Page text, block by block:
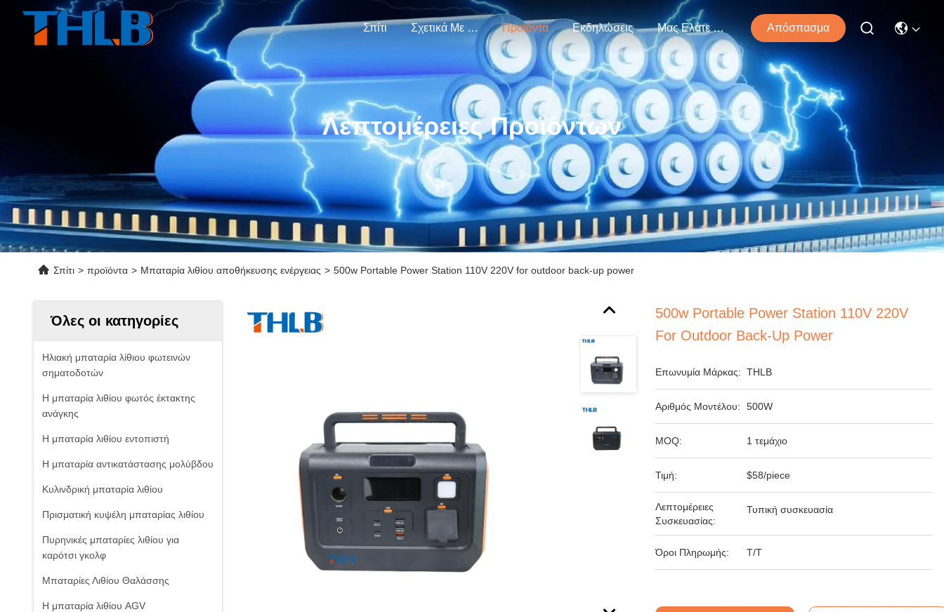
Σπίτι Σχετικά Με Εμάς Προϊόντα Εκδηλώσεις Μας Ελάτε Σε Επαφή Με Απόσπασμα
Λεπτομέρειες Προϊόντων
Σπίτι > προϊόντα > Μπαταρία λιθίου αποθήκευσης ενέργειας > 500w Portable Power Station 110V 220V for outdoor back-up power
Όλες οι κατηγορίες
Ηλιακή μπαταρία λίθιου φωτεινών
σηματοδοτών
Η μπαταρία λιθίου φωτός έκτακτης
ανάγκης
Η μπαταρία λιθίου εντοπιστή
Η μπαταρία αντικατάστασης μολύβδου
Κυλινδρική μπαταρία λιθίου
Πρισματική κυψέλη μπαταρίας λιθίου
Πυρηνικές μπαταρίες λιθίου για
καρότσι γκολφ
Μπαταρίες Λιθίου Θαλάσσης
Η μπαταρία λιθίου AGV
500w Portable Power Station 110V 220V
For Outdoor Back-Up Power
Επωνυμία Μάρκας: THLB
Αριθμός Μοντέλου: 500W
MOQ: 1 τεμάχιο
Τιμή: $58/piece
Λεπτομέρειες
Συσκευασίας:
Τυπική συσκευασία
Όροι Πληρωμής: T/T